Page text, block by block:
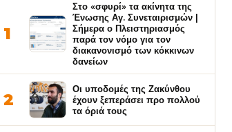
1
Στο «σφυρί» τα ακίνητα της
Ένωσης Αγ. Συνεταιρισμών |
Σήμερα ο Πλειστηριασμός
παρά τον νόμο για τον
διακανονισμό των κόκκινων
δανείων
2
Οι υποδομές της Ζακύνθου
έχουν ξεπεράσει προ πολλού
τα όριά τους